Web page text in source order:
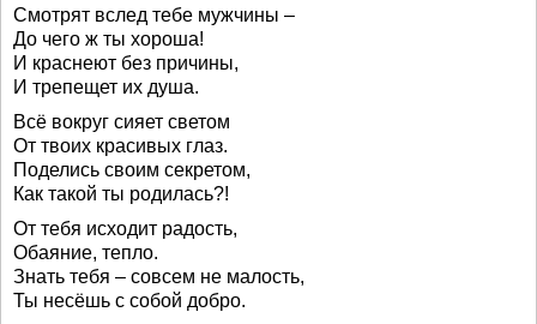
Смотрят вслед тебе мужчины –
До чего ж ты хороша!
И краснеют без причины,
И трепещет их душа.
Всё вокруг сияет светом
От твоих красивых глаз.
Поделись своим секретом,
Как такой ты родилась?!
От тебя исходит радость,
Обаяние, тепло.
Знать тебя – совсем не малость,
Ты несёшь с собой добро.